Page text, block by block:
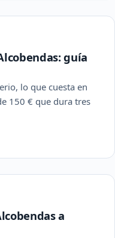
guía
lo que cuesta en
150 € que dura tres
a